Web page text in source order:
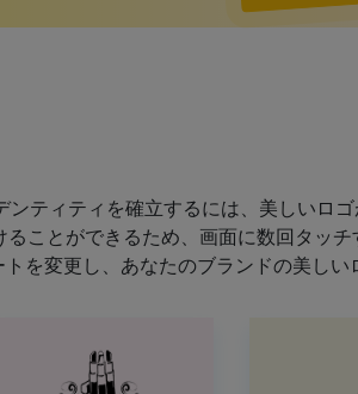
ティティを確立するには、美しいロ
ことができるため、画面に数回タッ
を変更し、あなたのブランドの美しい